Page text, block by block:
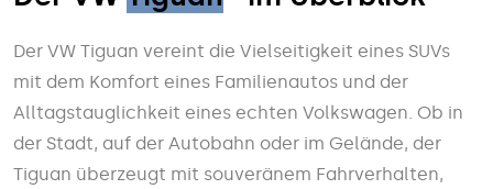
Der VW Tiguan vereint die Vielseitigkeit eines SUVs
mit dem Komfort eines Familienautos und der
Alltagstauglichkeit eines echten Volkswagen. Ob in
der Stadt, auf der Autobahn oder im Gelände, der
Tiguan überzeugt mit souveränem Fahrverhalten,